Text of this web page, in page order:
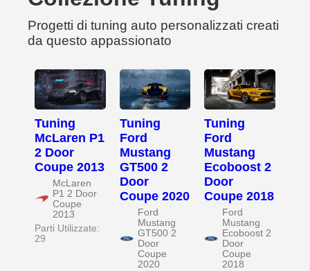
Progetti di tuning auto personalizzati creati
da questo appassionato
Tuning
McLaren P1
2 Door
Coupe 2013
McLaren
P1 2 Door
Coupe
2013
Parti Utilizzate:
29
Tuning
Ford
Mustang
GT500 2
Door
Coupe 2020
Ford
Mustang
GT500 2
Door
Coupe
2020
Tuning
Ford
Mustang
Ecoboost 2
Door
Coupe 2018
Ford
Mustang
Ecoboost 2
Door
Coupe
2018